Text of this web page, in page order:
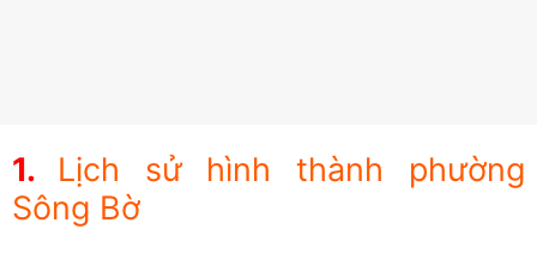
Lịch sử hình thành phường
Sông Bờ